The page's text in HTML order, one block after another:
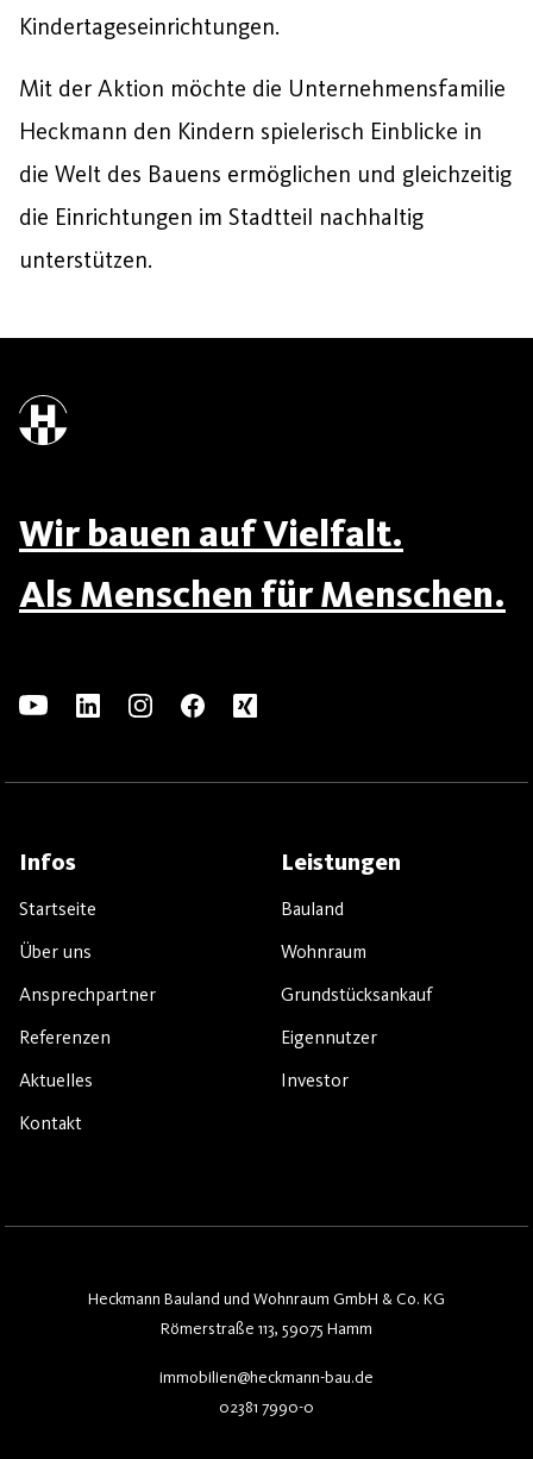
Kindertageseinrichtungen.
Mit der Aktion möchte die Unternehmensfamilie
Heckmann den Kindern spielerisch Einblicke in
die Welt des Bauens ermöglichen und gleichzeitig
die Einrichtungen im Stadtteil nachhaltig
unterstützen.
Wir bauen auf Vielfalt.
Als Menschen für Menschen.
Infos
Startseite
Über uns
Ansprechpartner
Referenzen
Aktuelles
Kontakt
Leistungen
Bauland
Wohnraum
Grundstücksankauf
Eigennutzer
Investor
Heckmann Bauland und Wohnraum GmbH & Co. KG
Römerstraße 113, 59075 Hamm
immobilien@heckmann-bau.de
02381 7990-0